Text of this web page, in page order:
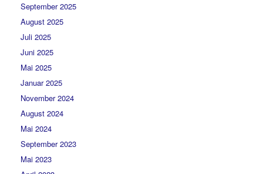
September 2025
August 2025
Juli 2025
Juni 2025
Mai 2025
Januar 2025
November 2024
August 2024
Mai 2024
September 2023
Mai 2023